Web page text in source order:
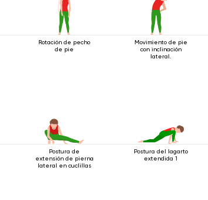
Rotación de pecho
de pie
Movimiento de pie
con inclinación
lateral.
Postura de
extensión de pierna
lateral en cuclillas
Postura del lagarto
extendida 1